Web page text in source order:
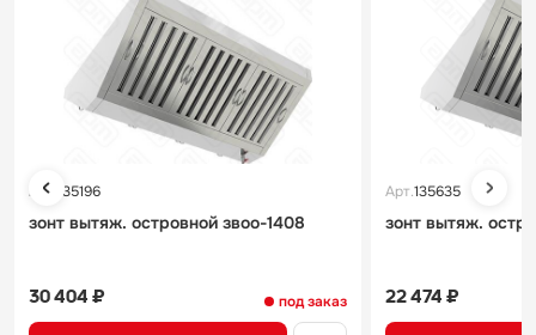
Арт. 135196
зонт вытяж. островной звоо-1408
под заказ
30 404 ₽
Арт.135635
зонт вытяж.
22 474 ₽